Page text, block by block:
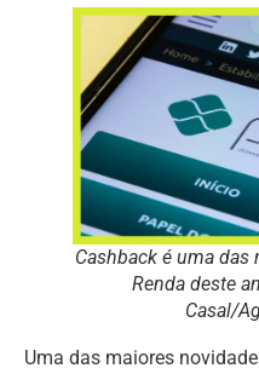
Cashback é uma
Renda deste
Casal/
Uma das maiores